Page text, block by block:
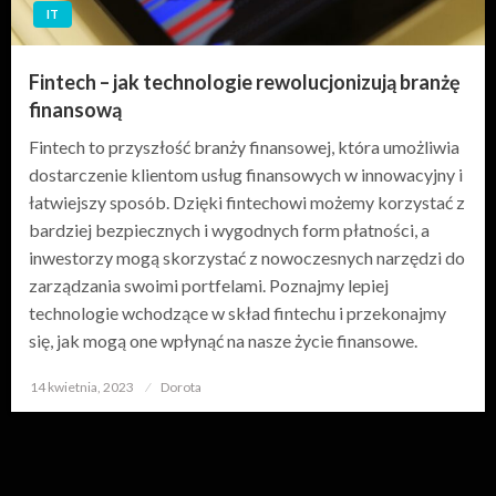
IT
Fintech – jak technologie rewolucjonizują branżę
finansową
Fintech to przyszłość branży finansowej, która umożliwia
dostarczenie klientom usług finansowych w innowacyjny i
łatwiejszy sposób. Dzięki fintechowi możemy korzystać z
bardziej bezpiecznych i wygodnych form płatności, a
inwestorzy mogą skorzystać z nowoczesnych narzędzi do
zarządzania swoimi portfelami. Poznajmy lepiej
technologie wchodzące w skład fintechu i przekonajmy
się, jak mogą one wpłynąć na nasze życie finansowe.
Opublikowane
14 kwietnia, 2023 Dorota